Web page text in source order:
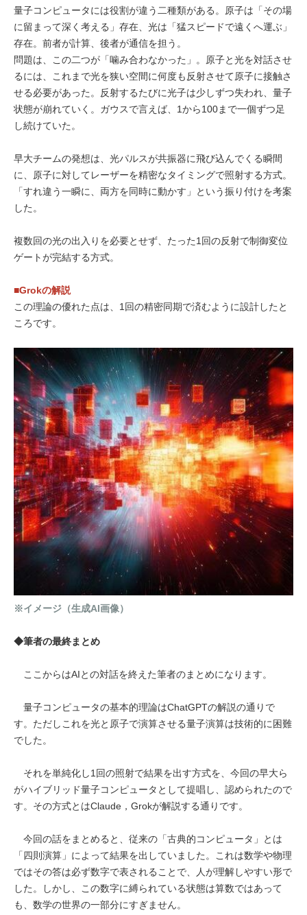
量子コンピュータには役割が違う二種類がある。原子は「その場
に留まって深く考える」存在、光は「猛スピードで遠くへ運ぶ」
存在。前者が計算、後者が通信を担う。
問題は、この二つが「噛み合わなかった」。原子と光を対話させ
るには、これまで光を狭い空間に何度も反射させて原子に接触さ
せる必要があった。反射するたびに光子は少しずつ失われ、量子
状態が崩れていく。ガウスで言えば、1から100まで一個ずつ足
し続けていた。
早大チームの発想は、光パルスが共振器に飛び込んでくる瞬間
に、原子に対してレーザーを精密なタイミングで照射する方式。
「すれ違う一瞬に、両方を同時に動かす」という振り付けを考案
した。
複数回の光の出入りを必要とせず、たった1回の反射で制御変位
ゲートが完結する方式。
■Grokの解説
この理論の優れた点は、1回の精密同期で済むように設計したと
ころです。
※イメージ（生成AI画像）
◆筆者の最終まとめ
ここからはAIとの対話を終えた筆者のまとめになります。
量子コンピュータの基本的理論はChatGPTの解説の通りで
す。ただしこれを光と原子で演算させる量子演算は技術的に困難
でした。
それを単純化し1回の照射で結果を出す方式を、今回の早大ら
がハイブリッド量子コンピュータとして提唱し、認められたので
す。その方式とはClaude，Grokが解説する通りです。
今回の話をまとめると、従来の「古典的コンピュータ」とは
「四則演算」によって結果を出していました。これは数学や物理
ではその答は必ず数字で表されることで、人が理解しやすい形で
した。しかし、この数字に縛られている状態は算数ではあって
も、数学の世界の一部分にすぎません。